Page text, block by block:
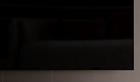
месяцев (в зависимости